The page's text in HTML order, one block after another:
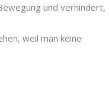
und verhindert,
weil man keine